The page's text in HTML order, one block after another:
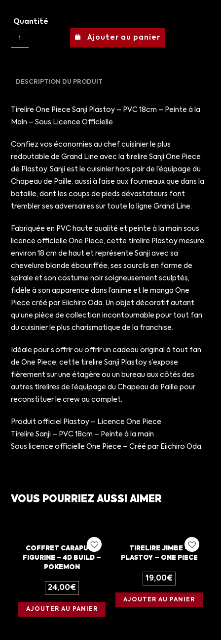
Quantité
Ajouter au panier
DESCRIPTION DU PRODUIT
Tirelire One Piece Sanji Plastoy – PVC 18cm – Peinte à la
Main – Sous Licence Officielle
Confiez vos économies au chef cuisinier le plus
redoutable de Grand Line avec la tirelire Sanji One Piece
de Plastoy. Sanji est le cuisinier hors pair de l’équipage du
Chapeau de Paille, aussi à l’aise aux fourneaux que dans la
bataille, dont les coups de pieds dévastateurs font
trembler ses adversaires sur toute la ligne Grand Line.
Fabriquée en PVC haute qualité et peinte à la main sous
licence officielle One Piece, cette tirelire Plastoy mesure
environ 18 cm de haut et représente Sanji avec sa
chevelure blonde ébouriffée, ses sourcils en forme de
spirale et son costume noir soigneusement sculptés,
fidèle à son apparence dans l’anime et le manga One
Piece créé par Eiichiro Oda. Un objet décoratif autant
qu’une pièce de collection incontournable pour tout fan
du cuisinier le plus charismatique de la franchise.
Idéale pour s’offrir ou offrir un cadeau original à tout fan
de One Piece, cette tirelire Sanji Plastoy s’expose
fièrement sur une étagère ou un bureau aux côtés des
autres tirelires de l’équipage du Chapeau de Paille pour
reconstituer le crew au complet.
Produit officiel Plastoy – Licence One Piece
Tirelire Sanji – PVC 18cm – Peinte à la main
Sous licence officielle One Piece – Créé par Eiichiro Oda.
VOUS POURRIEZ AUSSI AIMER
COFFRET CARAPUCE
FIGURINE – 4D BUILD –
POKEMON
24,00€
AJOUTER AU PANIER
TIRELIRE JIMBE –
PLASTOY – ONE PIECE
19,00€
AJOUTER AU PANIER